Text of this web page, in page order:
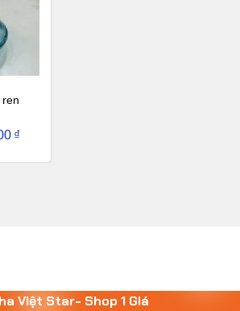
₫
Việt Star- Shop 1 Giá